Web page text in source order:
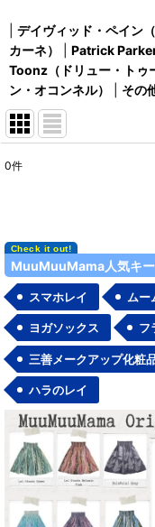
デイヴィッド・ペイン
カーネ）
Patrick Parker
Toonz（ドリュー・トゥ
ン・オコンネル）
その
並び順 :
0件
MuuMuuMama人気キ
スマホレイ ムー
ヨガソックス フ
三善メークアップ化粧
ハラのレイ